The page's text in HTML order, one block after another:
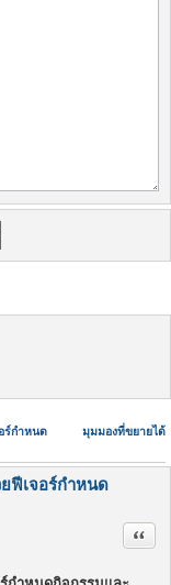
มุมมองที่ขยายได้
ร์กำหนด
ฟีเจอร์กำหนด
อ้างค